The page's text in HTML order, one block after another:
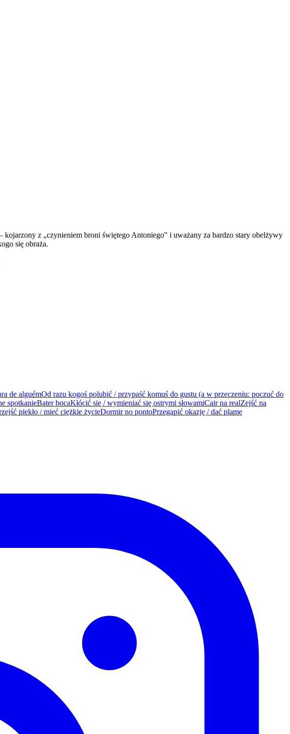
z „czynieniem broni świętego Antoniego" i uważany za bardzo stary obelżywy
się obraża.
de alguémOd razu kogoś polubić / przypaść komuś do gustu (a w przeczeniu: poczuć do
spotkanieBater bocaKłócić się / wymieniać się ostrymi słowamiCair na realZejść na
piekło / mieć ciężkie życieDormir no pontoPrzegapić okazję / dać plamę